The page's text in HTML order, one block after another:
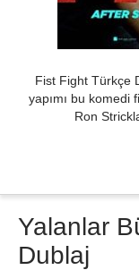
Fist Fight Türkçe
yapımı bu
Ron
Yalanlar
Dublaj